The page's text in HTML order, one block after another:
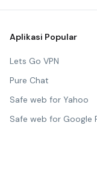
Aplikasi Popular
Lets Go VPN
Pure Chat
Safe web for Yahoo
Safe web for Google